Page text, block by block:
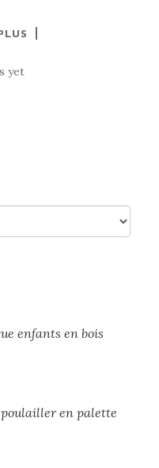
yet
enfants en bois
en palette